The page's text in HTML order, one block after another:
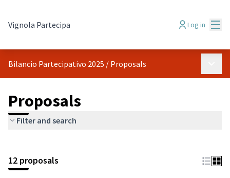
Vignola Partecipa Log in
Bilancio Partecipativo 2025 / Proposals
Proposals
Filter and search
+
−
12 proposals